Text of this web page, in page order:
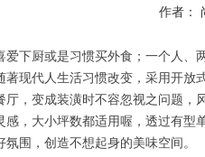
作者：
爱下厨或是习惯买外食；一个人、
著现代人生活习惯改变，采用开放
厅，变成装潢时不容忽视之问题，
感，大小坪数都适用喔，透过有
氛围，创造不想起身的美味空间。